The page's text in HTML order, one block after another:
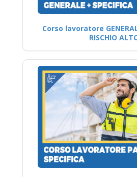
Corso lavoratore
RISCHIO